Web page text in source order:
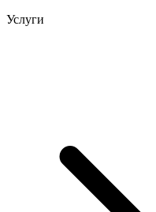
Услуги